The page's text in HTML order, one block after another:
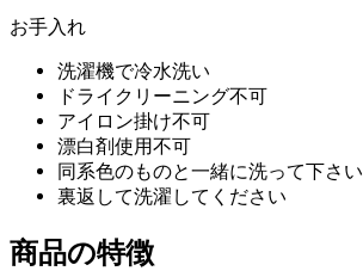
お手入れ
洗濯機で冷水洗い
ドライクリーニング不可
アイロン掛け不可
漂白剤使用不可
同系色のものと一緒に洗って下さい
裏返して洗濯してください
商品の特徴